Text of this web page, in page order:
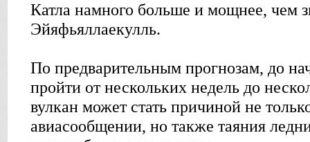
Катла намного больше и мощнее, чем
Эйяфьяллаекулль.
По предварительным прогнозам, до
пройти от нескольких недель до
вулкан может стать причиной не
авиасообщении, но также таяния